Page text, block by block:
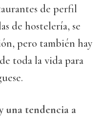
de perfil
de hostelería, se
pero también hay
toda la vida para
una tendencia a